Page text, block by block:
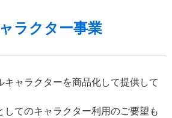
ラクター事業
キャラクターを商品化して提供して
してのキャラクター利用のご要望も